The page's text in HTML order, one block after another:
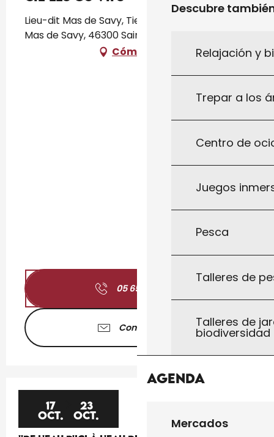
Descubre
Relajación y
Trepar a los
Centro de
Juegos
Pesca
Talleres de
Talleres de
biodiversidad
Agenda
Mercados
Lieu-dit Mas de Savy, Tiers Lieu Savy, Lieu-dit
Mas de Savy, 46300 Saint-Projet
Cómo llegar
05 65 41 30
Contáctenos
17
OCT.
23
OCT.